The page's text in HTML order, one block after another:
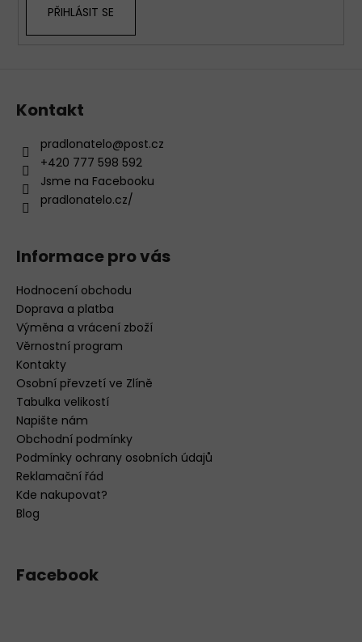
PŘIHLÁSIT SE
Kontakt
pradlonatelo@post.cz
+420 777 598 592
Jsme na Facebooku
pradlonatelo.cz/
Informace pro vás
Hodnocení obchodu
Doprava a platba
Výměna a vrácení zboží
Věrnostní program
Kontakty
Osobní převzetí ve Zlíně
Tabulka velikostí
Napište nám
Obchodní podmínky
Podmínky ochrany osobních údajů
Reklamační řád
Kde nakupovat?
Blog
Facebook